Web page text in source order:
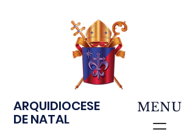
ARQUIDIOCESE
DE NATAL
MENU